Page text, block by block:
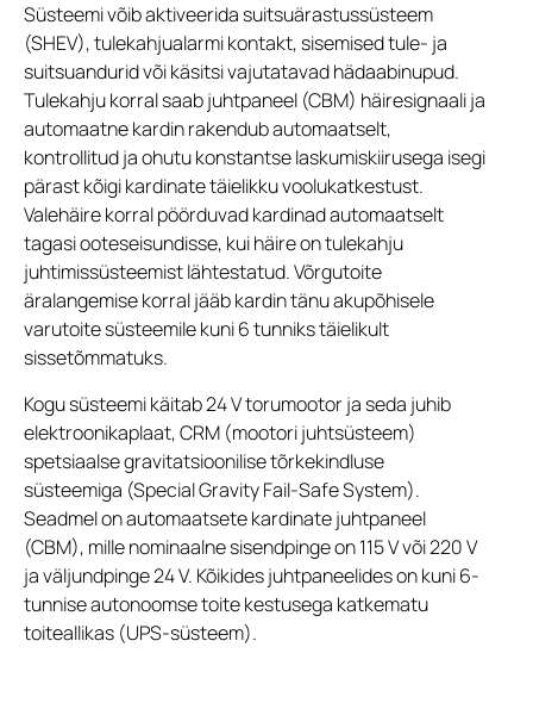
Süsteemi võib aktiveerida suitsuärastussüsteem
(SHEV), tulekahjualarmi kontakt, sisemised tule- ja
suitsuandurid või käsitsi vajutatavad hädaabinupud.
Tulekahju korral saab juhtpaneel (CBM) häiresignaali ja
automaatne kardin rakendub automaatselt,
kontrollitud ja ohutu konstantse laskumiskiirusega isegi
pärast kõigi kardinate täielikku voolukatkestust.
Valehäire korral pöörduvad kardinad automaatselt
tagasi ooteseisundisse, kui häire on tulekahju
juhtimissüsteemist lähtestatud. Võrgutoite
äralangemise korral jääb kardin tänu akupõhisele
varutoite süsteemile kuni 6 tunniks täielikult
sissetõmmatuks.
Kogu süsteemi käitab 24 V torumootor ja seda juhib
elektroonikaplaat, CRM (mootori juhtsüsteem)
spetsiaalse gravitatsioonilise tõrkekindluse
süsteemiga (Special Gravity Fail-Safe System).
Seadmel on automaatsete kardinate juhtpaneel
(CBM), mille nominaalne sisendpinge on 115 V või 220 V
ja väljundpinge 24 V. Kõikides juhtpaneelides on kuni 6-
tunnise autonoomse toite kestusega katkematu
toiteallikas (UPS-süsteem).